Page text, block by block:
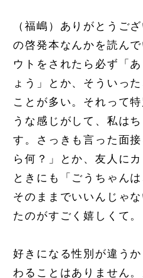
（福嶋）ありがとうご
の啓発本なんかを読ん
ウトをされたら必ず「
ょう」とか、そういっ
ことが多い。それって
うな感じがして、私は
す。さっきも言った面
ら何？」とか、友人に
ときにも「ごうちゃん
そのままでいいんじゃ
たのがすごく嬉しくて。
好きになる性別が違う
わることはありません